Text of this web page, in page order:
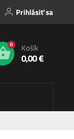
Prihlásiť sa
0 Košík
0,00 €